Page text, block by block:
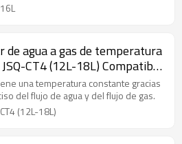
de agua a gas de temperatura
CT4 (12L-18L) Compatible
ODMuna temperatura constante gracias
del flujo de agua y del flujo de gas.
(12L-18L)